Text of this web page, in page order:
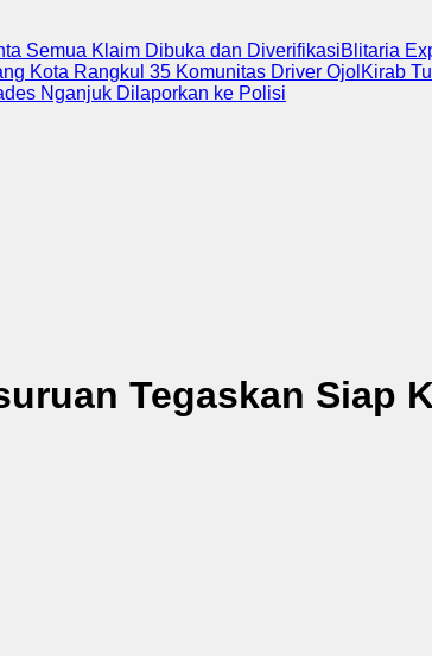
Semua Klaim Dibuka dan DiverifikasiBlitaria
Kota Rangkul 35 Komunitas Driver Ojol Kirab
Nganjuk Dilaporkan ke Polisi
Tegaskan Siap